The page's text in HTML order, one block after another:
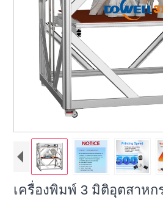
เครื่องพิมพ์ 3 มิติอุตสาห